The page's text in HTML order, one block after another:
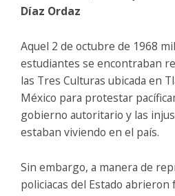
Díaz Ordaz
Aquel 2 de octubre de 1968
estudiantes se encontraban
las Tres Culturas ubicada en
México para protestar
gobierno autoritario y las
estaban viviendo en el país.
Sin embargo, a manera de
policiacas del Estado